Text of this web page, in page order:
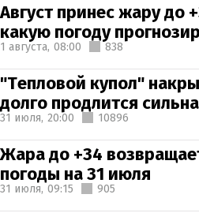
Август принес жару до
какую погоду
1 августа, 08:00 838
"Тепловой купол"
долго продлится
31 июля, 20:00 10896
Жара до +34
погоды на 31 июля
31 июля, 09:15 905